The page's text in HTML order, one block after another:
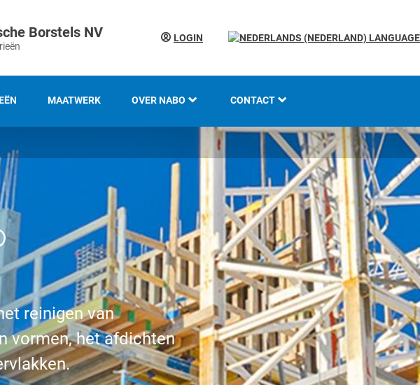
Borstels NV LOGIN
MAATWERK OVER NABO
KENNIS EN EXPERTISE
INNOVATIE EN
DUURZAAMHEID
WERKEN BIJ KOTI-NABO
BEURSOVERZICHT
NIEUWS
CONTACT
reinigen van
vormen, het afdichten